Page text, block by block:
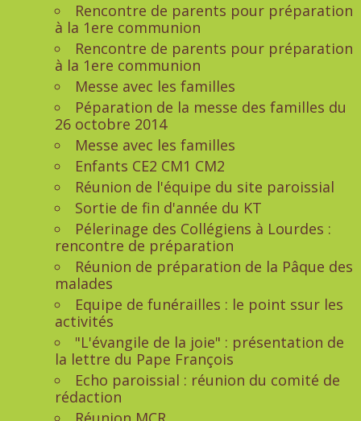
Rencontre de parents pour préparation
à la 1ere communion
Rencontre de parents pour préparation
à la 1ere communion
Messe avec les familles
Péparation de la messe des familles du
26 octobre 2014
Messe avec les familles
Enfants CE2 CM1 CM2
Réunion de l'équipe du site paroissial
Sortie de fin d'année du KT
Pélerinage des Collégiens à Lourdes :
rencontre de préparation
Réunion de préparation de la Pâque des
malades
Equipe de funérailles : le point ssur les
activités
"L'évangile de la joie" : présentation de
la lettre du Pape François
Echo paroissial : réunion du comité de
rédaction